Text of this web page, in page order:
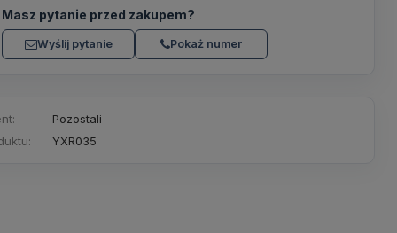
Masz pytanie przed zakupem?
Wyślij pytanie Pokaż numer
Pozostali
YXR035